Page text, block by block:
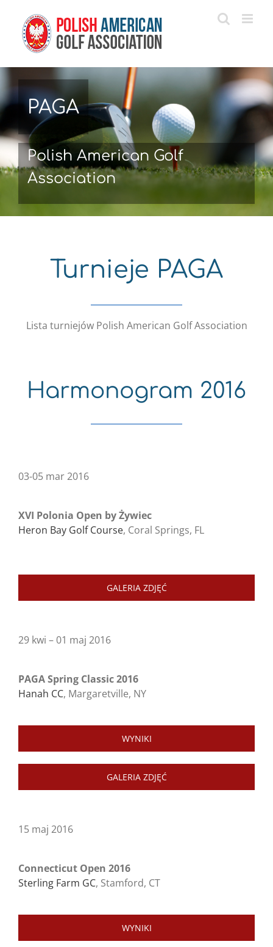
zawartości
PAGA
Polish American Golf
Association
Turnieje PAGA
Lista turniejów Polish American Golf Association
Harmonogram 2016
03-05 mar 2016
XVI Polonia Open by Żywiec
Heron Bay Golf Course, Coral Springs, FL
GALERIA ZDJĘĆ
29 kwi – 01 maj 2016
PAGA Spring Classic 2016
Hanah CC, Margaretville, NY
WYNIKI
GALERIA ZDJĘĆ
15 maj 2016
Connecticut Open 2016
Sterling Farm GC, Stamford, CT
WYNIKI